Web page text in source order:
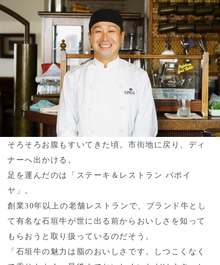
そろそろお腹もすいてきた頃。市街地に戻り、ディ
ナーへ出かける。
足を運んだのは「ステーキ＆レストラン パポイ
ヤ」。
創業30年以上の老舗レストランで、ブランド牛とし
て有名な石垣牛が世に出る前からおいしさを知って
もらおうと取り扱っているのだそう。
「石垣牛の魅力は脂のおいしさです。しつこくなく